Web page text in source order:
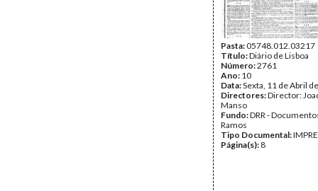
Pasta:05748.012.03217
Título:Diário de Lisboa
Número:2761
Ano: 10
Data:Sexta, 11 de Abril
Directores:Director:
Manso
Fundo:DRR -
Ramos
Tipo Documental:
Página(s): 8